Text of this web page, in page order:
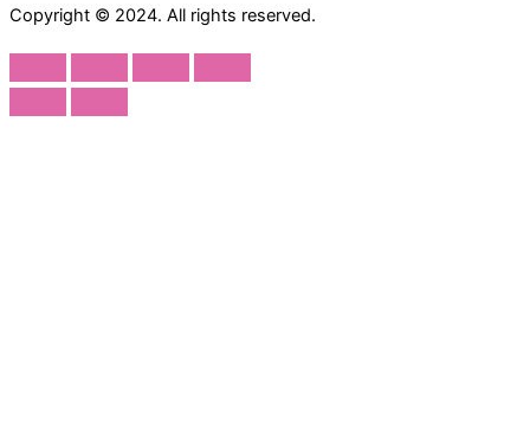
Copyright © 2024. All rights reserved.